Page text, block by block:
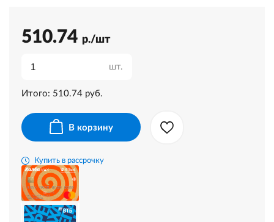
510.74 р./шт
шт.
Итого: 510.74 руб.
В корзину
Купить в рассрочку